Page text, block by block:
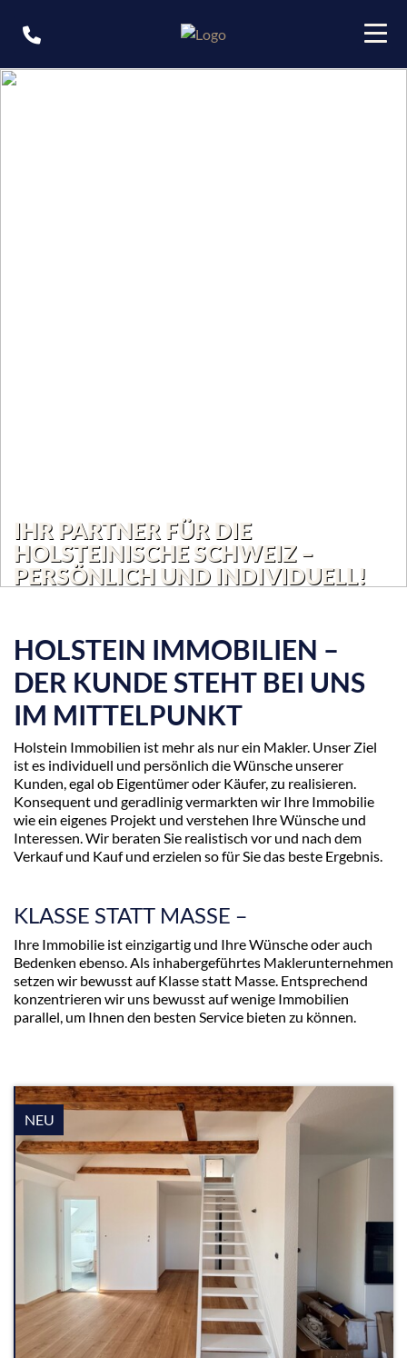
IHR PARTNER FÜR DIE
HOLSTEINISCHE SCHWEIZ –
PERSÖNLICH UND INDIVIDUELL!
HOLSTEIN IMMOBILIEN –
DER KUNDE STEHT BEI UNS
IM MITTELPUNKT
Holstein Immobilien ist mehr als nur ein Makler. Unser Ziel
ist es individuell und persönlich die Wünsche unserer
Kunden, egal ob Eigentümer oder Käufer, zu realisieren.
Konsequent und geradlinig vermarkten wir Ihre Immobilie
wie ein eigenes Projekt und verstehen Ihre Wünsche und
Interessen. Wir beraten Sie realistisch vor und nach dem
Verkauf und Kauf und erzielen so für Sie das beste Ergebnis.
KLASSE STATT MASSE –
Ihre Immobilie ist einzigartig und Ihre Wünsche oder auch
Bedenken ebenso. Als inhabergeführtes Maklerunternehmen
setzen wir bewusst auf Klasse statt Masse. Entsprechend
konzentrieren wir uns bewusst auf wenige Immobilien
parallel, um Ihnen den besten Service bieten zu können.
NEU